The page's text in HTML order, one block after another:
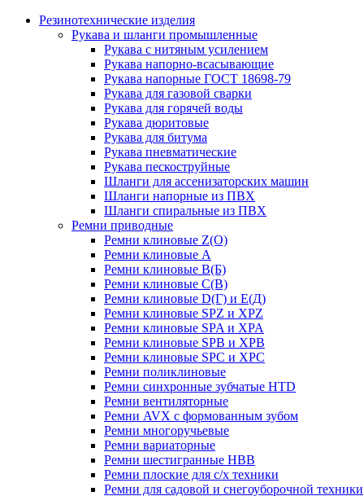
Резинотехнические изделия
Рукава и шланги промышленные
Рукава с нитяным усилением
Рукава напорно-всасывающие
Рукава напорные ГОСТ 18698-79
Рукава для газовой сварки
Рукава для горячей воды
Рукава дюритовые
Рукава для битума
Рукава пневматические
Рукава пескоструйные
Шланги для ассенизаторских машин
Шланги напорные из ПВХ
Шланги спиральные из ПВХ
Ремни приводные
Ремни клиновые Z(О)
Ремни клиновые А
Ремни клиновые В(Б)
Ремни клиновые С(В)
Ремни клиновые D(Г) и Е(Д)
Ремни клиновые SPZ и XPZ
Ремни клиновые SPA и XPA
Ремни клиновые SPB и XPB
Ремни клиновые SPC и XPC
Ремни поликлиновые
Ремни синхронные зубчатые HTD
Ремни вентиляторные
Ремни AVX с формованным зубом
Ремни многоручьевые
Ремни вариаторные
Ремни шестигранные HBB
Ремни плоские для с/х техники
Ремни для садовой и снегоуборочной техники